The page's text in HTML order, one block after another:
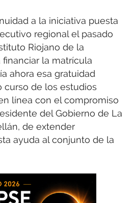
a la iniciativa puesta
regional el pasado
Riojano de la
financiar la matrícula
ahora esa gratuidad
curso de los estudios
línea con el compromiso
del Gobierno de La
de extender
ayuda al conjunto de la